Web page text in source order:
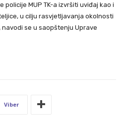
policije MUP TK-a izvršiti uviđaj kao i
u cilju rasvjetljavanja okolnosti
navodi se u saopštenju Uprave
Viber